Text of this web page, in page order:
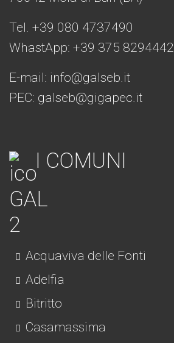
Tel. +39 080 4737490
WhastApp: +39 375 8294442
E-mail: info@galseb.it
PEC: galseb@gigapec.it
I COMUNI
Acquaviva delle Fonti
Adelfia
Bitritto
Casamassima